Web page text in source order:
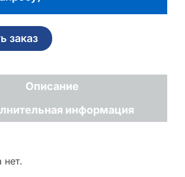
заказ
Описание
информация
нет.